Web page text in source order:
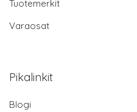
Tuotemerkit
Varaosat
Pikalinkit
Blogi